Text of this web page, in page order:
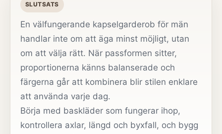
SLUTSATS
En välfungerande kapselgarderob för män
handlar inte om att äga minst möjligt, utan
om att välja rätt. När passformen sitter,
proportionerna känns balanserade och
färgerna går att kombinera blir stilen enklare
att använda varje dag.
Börja med baskläder som fungerar ihop,
kontrollera axlar, längd och byxfall, och bygg